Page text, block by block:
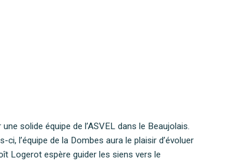
solide équipe de l’ASVEL dans le Beaujolais.
l’équipe de la Dombes aura le plaisir d’évoluer
Logerot espère guider les siens vers le